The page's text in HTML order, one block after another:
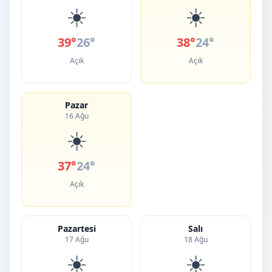
☀️
39°26°
Açık
☀️
38°24°
Açık
Pazar
16 Ağu
☀️
37°24°
Açık
Pazartesi
17 Ağu
☀️
Salı
18 Ağu
☀️